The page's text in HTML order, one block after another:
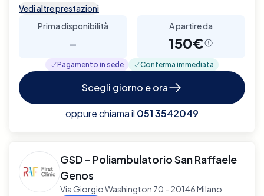
Vedi altre prestazioni
Prima disponibilità
-
A partire da
150€
Pagamento in sede Conferma immediata
Scegli giorno e ora
oppure chiama il 051 3542049
GSD - Poliambulatorio San Raffaele
Genos
Via Giorgio Washington 70 - 20146 Milano